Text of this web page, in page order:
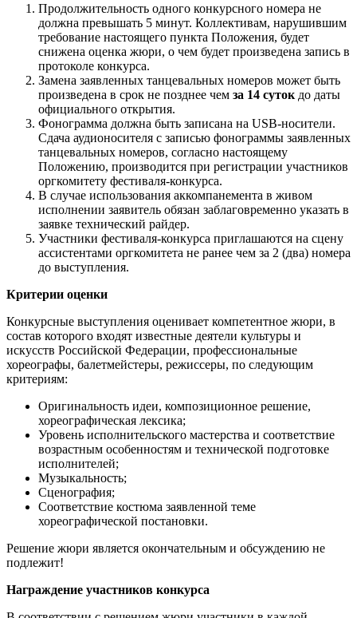
Продолжительность одного конкурсного номера не
должна превышать 5 минут. Коллективам, нарушившим
требование настоящего пункта Положения, будет
снижена оценка жюри, о чем будет произведена запись в
протоколе конкурса.
Замена заявленных танцевальных номеров может быть
произведена в срок не позднее чем за 14 суток до даты
официального открытия.
Фонограмма должна быть записана на USB-носители.
Сдача аудионосителя с записью фонограммы заявленных
танцевальных номеров, согласно настоящему
Положению, производится при регистрации участников
оргкомитету фестиваля-конкурса.
В случае использования аккомпанемента в живом
исполнении заявитель обязан заблаговременно указать в
заявке технический райдер.
Участники фестиваля-конкурса приглашаются на сцену
ассистентами оргкомитета не ранее чем за 2 (два) номера
до выступления.
Критерии оценки
Конкурсные выступления оценивает компетентное жюри, в
состав которого входят известные деятели культуры и
искусств Российской Федерации, профессиональные
хореографы, балетмейстеры, режиссеры, по следующим
критериям:
Оригинальность идеи, композиционное решение,
хореографическая лексика;
Уровень исполнительского мастерства и соответствие
возрастным особенностям и технической подготовке
исполнителей;
Музыкальность;
Сценография;
Соответствие костюма заявленной теме
хореографической постановки.
Решение жюри является окончательным и обсуждению не
подлежит!
Награждение участников конкурса